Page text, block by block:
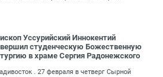
Уссурийский Иннокентий
студенческую Божественную
в храме Сергия Радонежского
. 27 февраля в четверг Сырной